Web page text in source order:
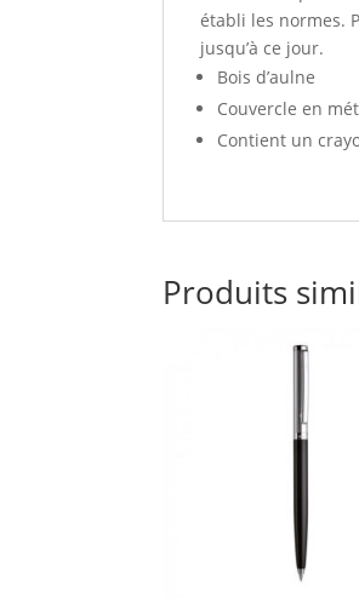
établi les normes.
jusqu’à ce jour.
Bois d’aulne
Couvercle en
Contient un
Produits